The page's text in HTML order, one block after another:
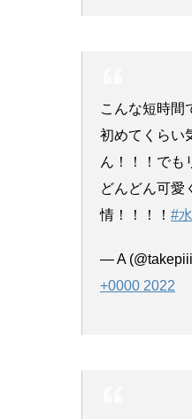
こんな短時間
初めてくらい
ん！！！でも
どんどん可愛
情！！！！ #
— A
+0000 2022